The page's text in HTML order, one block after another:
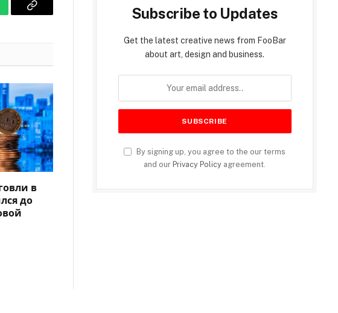
Copy
в
до
Subscribe to Updates
Get the latest creative news from FooBar
about art, design and business.
By signing up, you agree to the our terms
and our Privacy Policy agreement.